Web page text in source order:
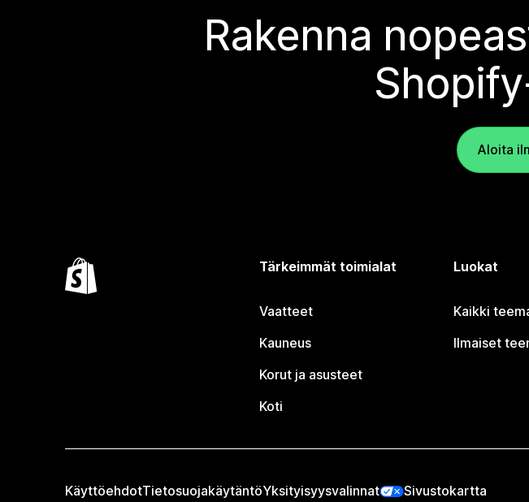
Rakenna
Aloita
Tärkeimmät toimialat
Vaatteet
Kauneus
Korut ja asusteet
Koti
Luokat
Kaikki
Ilmaiset
KäyttöehdotTietosuojakäytäntöYksityisyysvalinnat Sivustokartta